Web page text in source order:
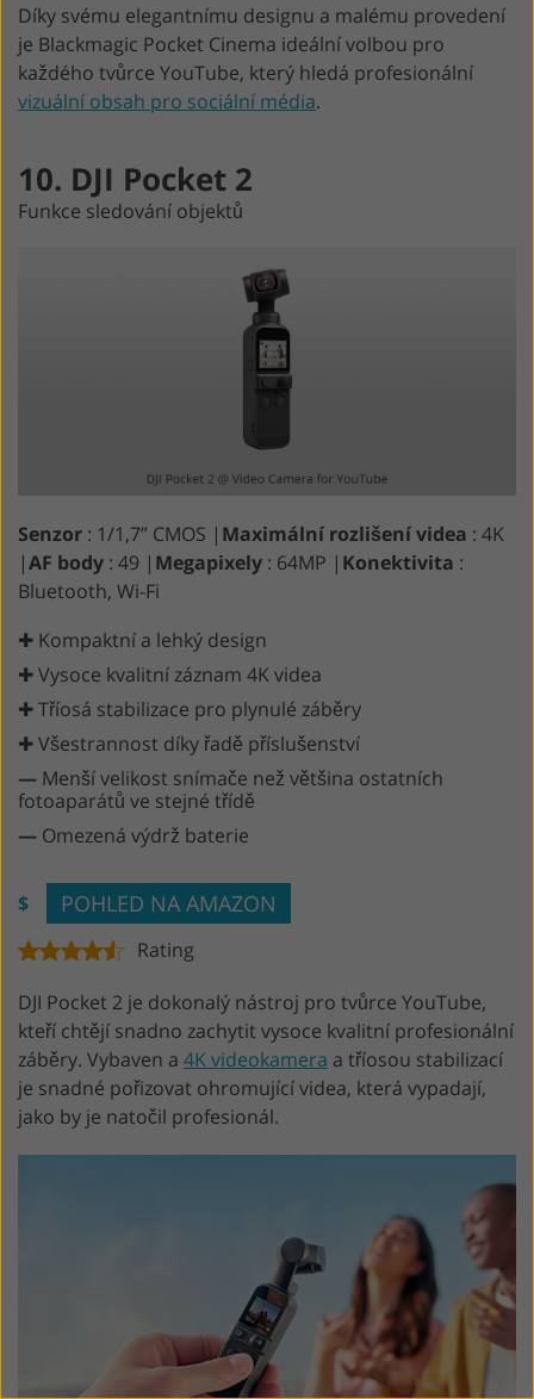
Díky svému elegantnímu designu a malému provedení
je Blackmagic Pocket Cinema ideální volbou pro
každého tvůrce YouTube, který hledá profesionální
vizuální obsah pro sociální média.
10. DJI Pocket 2
Funkce sledování objektů
Senzor : 1/1,7” CMOS | Maximální rozlišení videa : 4K
|AF body : 49 | Megapixely : 64MP | Konektivita :
Bluetooth, Wi-Fi
✚ Kompaktní a lehký design
✚ Vysoce kvalitní záznam 4K videa
✚ Tříosá stabilizace pro plynulé záběry
✚ Všestrannost díky řadě příslušenství
— Menší velikost snímače než většina ostatních
fotoaparátů ve stejné třídě
— Omezená výdrž baterie
$ POHLED NA AMAZON
Rating
DJI Pocket 2 je dokonalý nástroj pro tvůrce YouTube,
kteří chtějí snadno zachytit vysoce kvalitní profesionální
záběry. Vybaven a 4K videokamera a tříosou stabilizací
je snadné pořizovat ohromující videa, která vypadají,
jako by je natočil profesionál.